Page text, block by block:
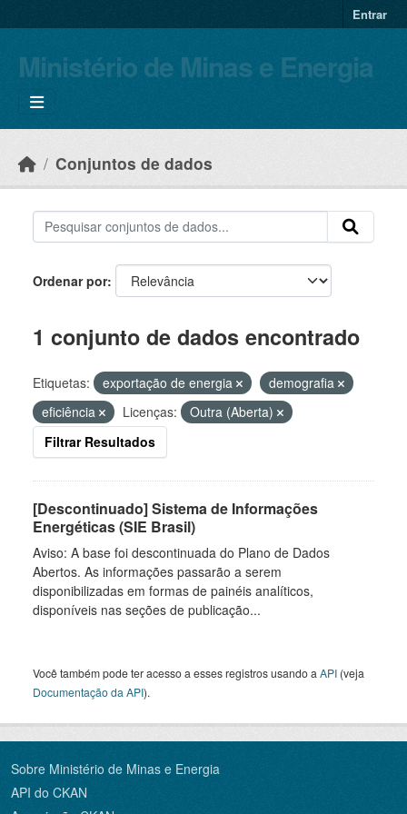
Entrar
Ministério de Minas e Energia
Conjuntos de dados
Ordenar por
1 conjunto de dados encontrado
Etiquetas: exportação de energia
demografia
eficiência
Licenças:
Outra (Aberta)
Filtrar Resultados
[Descontinuado] Sistema de Informações
Energéticas (SIE Brasil)
Aviso: A base foi descontinuada do Plano de Dados
Abertos. As informações passarão a serem
disponibilizadas em formas de painéis analíticos,
disponíveis nas seções de publicação...
Você também pode ter acesso a esses registros usando a API (veja
Documentação da API).
Sobre Ministério de Minas e Energia
API do CKAN